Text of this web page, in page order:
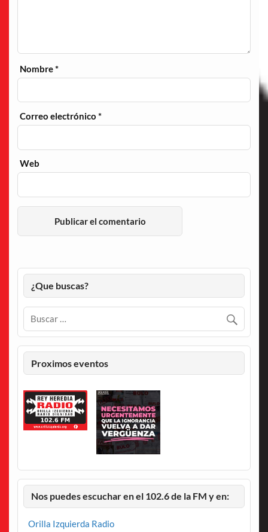
Nombre*
Correo electrónico*
Web
¿Que buscas?
Proximos eventos
Nos puedes escuchar en el 102.6 de la FM y en:
Orilla Izquierda Radio